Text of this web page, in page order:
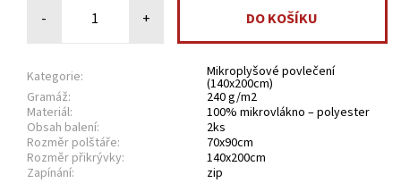
- +
Kategorie: Mikroplyšové povlečení
(140x200cm)
Gramáž:
240 g/m2
Materiál:
100% mikrovlákno – polyester
Obsah balení:
2ks
Rozměr polštáře:
70x90cm
Rozměr přikrývky:
140x200cm
Zapínání:
zip